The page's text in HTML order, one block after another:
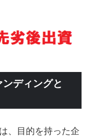
ディングと
、目的を持った企